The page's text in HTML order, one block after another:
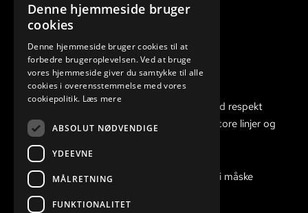
Vi er gode til at gennemføre arbejdet med respekt
for håndværket, og har øje for både de store linjer og
detaljerne.
Har du en opgave, du ikke kan løse, kan vi måske
finde den rigtige løsning til dig.
DANISH
Denne hjemmeside bruger
cookies
Denne hjemmeside bruger cookies til at
forbedre brugeroplevelsen. Ved at bruge
vores hjemmeside giver du samtykke til alle
cookies i overensstemmelse med vores
cookiepolitik. Læs mere
ABSOLUT NØDVENDIGE
YDEEVNE
MÅLRETNING
FUNKTIONALITET